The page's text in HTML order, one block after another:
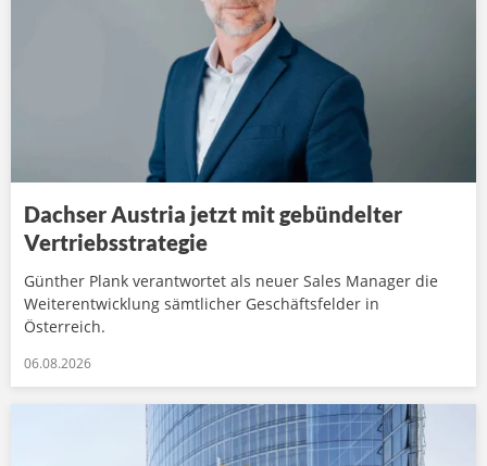
Dachser Austria jetzt mit gebündelter
Vertriebsstrategie
Günther Plank verantwortet als neuer Sales Manager die
Weiterentwicklung sämtlicher Geschäftsfelder in
Österreich.
06.08.2026